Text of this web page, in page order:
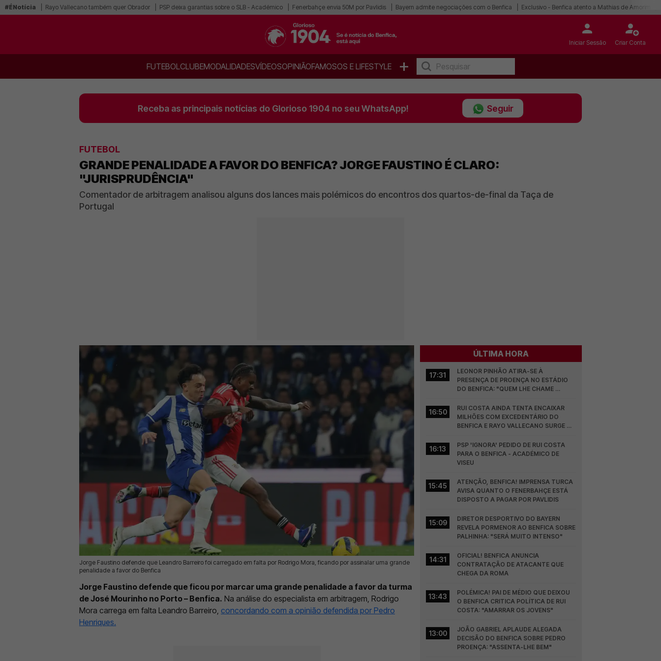
#ÉNotícia Rayo Vallecano também quer Obrador PSP deixa garantias sobre o SLB - Académico Fenerbahçe envia 50M por Pavlidis Bayern admite negociações com o Benfica Exclusivo - Benfica atento a Mathias de Amorim
Iniciar Sessão Criar Conta
FUTEBOLCLUBEMODALIDADESVÍDEOSOPINIÃOFAMOSOS E LIFESTYLE +
Receba as principais notícias do Glorioso 1904 no seu WhatsApp! Seguir
FUTEBOL
GRANDE PENALIDADE A FAVOR DO BENFICA? JORGE FAUSTINO É CLARO:
"JURISPRUDÊNCIA"
Comentador de arbitragem analisou alguns dos lances mais polémicos do encontros dos quartos-de-final da Taça de
Portugal
Jorge Faustino defende que Leandro Barreiro foi carregado em falta por Rodrigo Mora, ficando por assinalar uma grande
penalidade a favor do Benfica
15 Jan 2026 | 10:35 | 0
Jorge Faustino defende que ficou por marcar uma grande penalidade a favor da turma
de José Mourinho no Porto – Benfica. Na análise do especialista em arbitragem, Rodrigo
Mora carrega em falta Leandro Barreiro, concordando com a opinião defendida por Pedro
Henriques.
ÚLTIMA HORA
17:31
LEONOR PINHÃO ATIRA-SE À
PRESENÇA DE PROENÇA NO ESTÁDIO
DO BENFICA: "QUEM LHE CHAME
16:50
RUI COSTA AINDA TENTA ENCAIXAR
MILHÕES COM EXCEDENTÁRIO DO
BENFICA E RAYO VALLECANO SURGE NA
16:13
PSP 'IGNORA' PEDIDO DE RUI COSTA
PARA O BENFICA - ACADÉMICO DE
VISEU
15:45
ATENÇÃO, BENFICA! IMPRENSA TURCA
AVISA QUANTO O FENERBAHÇE ESTÁ
DISPOSTO A PAGAR POR PAVLIDIS
15:09
DIRETOR DESPORTIVO DO BAYERN
REVELA PORMENOR AO BENFICA SOBRE
PALHINHA: "SERÁ MUITO INTENSO"
14:31
OFICIAL! BENFICA ANUNCIA
CONTRATAÇÃO DE ATACANTE QUE
CHEGA DA ROMA
13:43
POLÉMICA! PAI DE MÉDIO QUE DEIXOU
O BENFICA CRITICA POLÍTICA DE RUI
COSTA: "AMARRAR OS JOVENS"
13:00
JOÃO GABRIEL APLAUDE ALEGADA
DECISÃO DO BENFICA SOBRE PEDRO
PROENÇA: "ASSENTA-LHE BEM"